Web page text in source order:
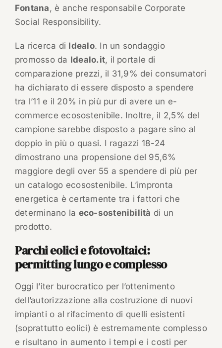
Fontana, è anche responsabile Corporate
Social Responsibility.
La ricerca di Idealo. In un sondaggio
promosso da Idealo.it, il portale di
comparazione prezzi, il 31,9% dei consumatori
ha dichiarato di essere disposto a spendere
tra l’11 e il 20% in più pur di avere un e-
commerce ecosostenibile. Inoltre, il 2,5% del
campione sarebbe disposto a pagare sino al
doppio in più o quasi. I ragazzi 18-24
dimostrano una propensione del 95,6%
maggiore degli over 55 a spendere di più per
un catalogo ecosostenibile. L’impronta
energetica è certamente tra i fattori che
determinano la eco-sostenibilità di un
prodotto.
Parchi eolici e fotovoltaici:
permitting lungo e complesso
Oggi l’iter burocratico per l’ottenimento
dell’autorizzazione alla costruzione di nuovi
impianti o al rifacimento di quelli esistenti
(soprattutto eolici) è estremamente complesso
e risultano in aumento i tempi e i costi per